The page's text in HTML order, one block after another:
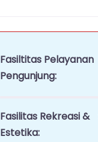
Fasiltitas Pelayanan
Pengunjung:
Fasilitas Rekreasi &
Estetika: